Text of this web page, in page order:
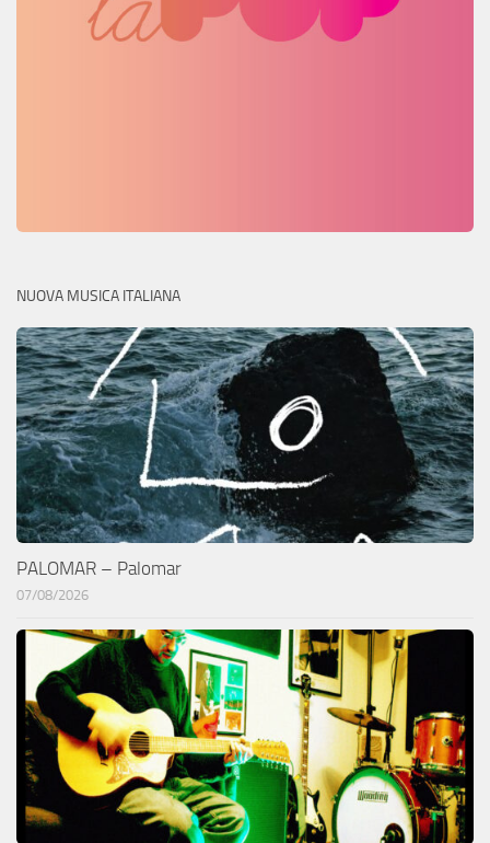
NUOVA MUSICA ITALIANA
PALOMAR – Palomar
07/08/2026